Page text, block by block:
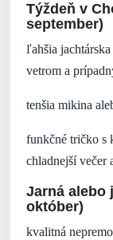
Týždeň v
september)
ľahšia
vetrom a
tenšia mikina
funkčné tričko s
chladnejší večer
Jarná alebo
október)
kvalitná